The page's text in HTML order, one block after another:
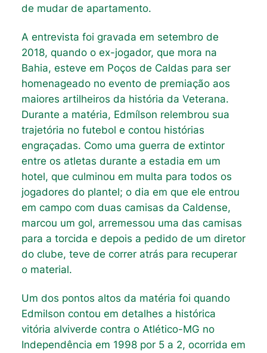
de mudar de apartamento.
A entrevista foi gravada em setembro de
2018, quando o ex-jogador, que mora na
Bahia, esteve em Poços de Caldas para ser
homenageado no evento de premiação aos
maiores artilheiros da história da Veterana.
Durante a matéria, Edmílson relembrou sua
trajetória no futebol e contou histórias
engraçadas. Como uma guerra de extintor
entre os atletas durante a estadia em um
hotel, que culminou em multa para todos os
jogadores do plantel; o dia em que ele entrou
em campo com duas camisas da Caldense,
marcou um gol, arremessou uma das camisas
para a torcida e depois a pedido de um diretor
do clube, teve de correr atrás para recuperar
o material.
Um dos pontos altos da matéria foi quando
Edmilson contou em detalhes a histórica
vitória alviverde contra o Atlético-MG no
Independência em 1998 por 5 a 2, ocorrida em